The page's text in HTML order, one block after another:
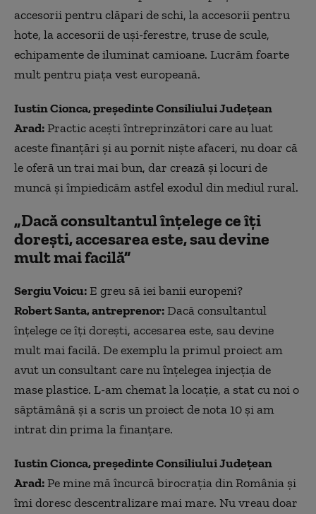
accesorii pentru clăpari de schi, la accesorii pentru
hote, la accesorii de uși-ferestre, truse de scule,
echipamente de iluminat camioane. Lucrăm foarte
mult pentru piața vest europeană.
Iustin Cionca, președinte Consiliului Județean
Arad:Practic acești întreprinzători care au luat
aceste finanțări și au pornit niște afaceri, nu doar că
le oferă un trai mai bun, dar crează și locuri de
muncă și împiedicăm astfel exodul din mediul rural.
„Dacă consultantul înțelege ce îți
dorești, accesarea este, sau devine
mult mai facilă”
Sergiu Voicu:E greu să iei banii europeni?
Robert Santa, antreprenor:Dacă consultantul
înțelege ce îți dorești, accesarea este, sau devine
mult mai facilă. De exemplu la primul proiect am
avut un consultant care nu înțelegea injecția de
mase plastice. L-am chemat la locație, a stat cu noi o
săptămână și a scris un proiect de nota 10 și am
intrat din prima la finanțare.
Iustin Cionca, președinte Consiliului Județean
Arad:Pe mine mă încurcă birocrația din România și
îmi doresc descentralizare mai mare. Nu vreau doar